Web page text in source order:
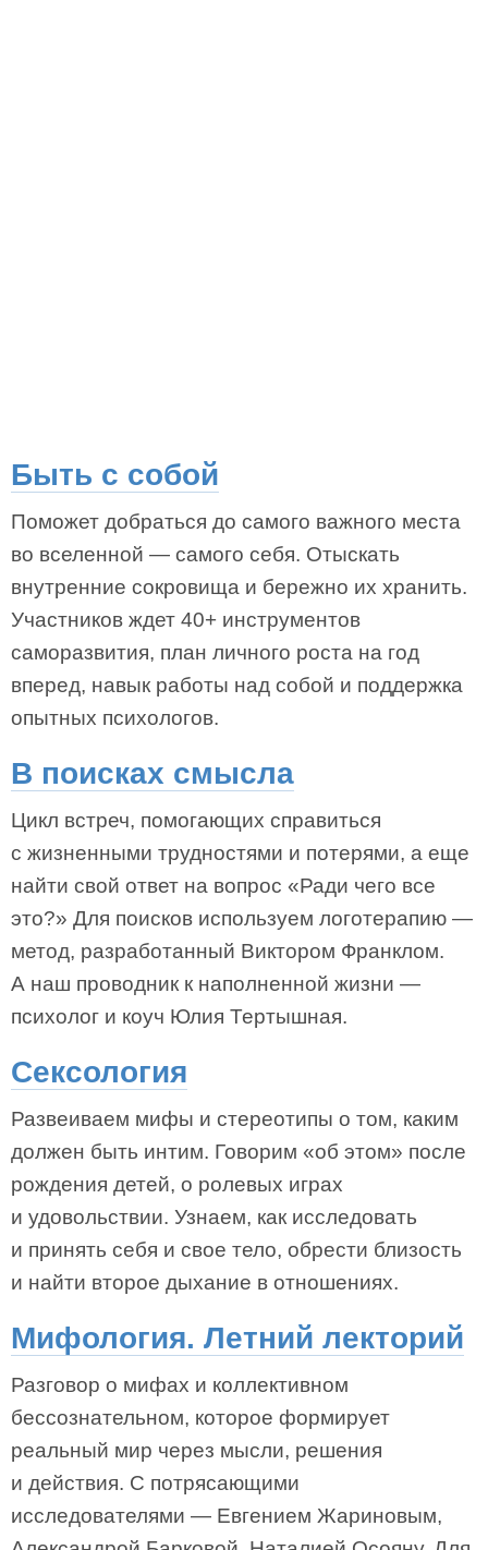
Быть с собой
Поможет добраться до самого важного места
во вселенной — самого себя. Отыскать
внутренние сокровища и бережно их хранить.
Участников ждет 40+ инструментов
саморазвития, план личного роста на год
вперед, навык работы над собой и поддержка
опытных психологов.
В поисках смысла
Цикл встреч, помогающих справиться
с жизненными трудностями и потерями, а еще
найти свой ответ на вопрос «Ради чего все
это?» Для поисков используем логотерапию —
метод, разработанный Виктором Франклом.
А наш проводник к наполненной жизни —
психолог и коуч Юлия Тертышная.
Сексология
Развеиваем мифы и стереотипы о том, каким
должен быть интим. Говорим «об этом» после
рождения детей, о ролевых играх
и удовольствии. Узнаем, как исследовать
и принять себя и свое тело, обрести близость
и найти второе дыхание в отношениях.
Мифология. Летний лекторий
Разговор о мифах и коллективном
бессознательном, которое формирует
реальный мир через мысли, решения
и действия. С потрясающими
исследователями — Евгением Жариновым,